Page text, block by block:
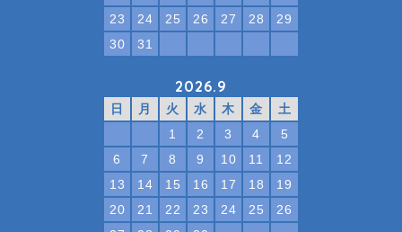
23
24 25 26 27 28
29
30
31
2026.9
日 月 火 水 木 金
土
1
2 3 4
5
6
7 8 9 10 11
12
13
14 15 16 17 18
19
20
21 22 23 24 25
26